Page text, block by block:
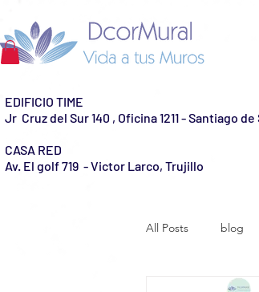
EDIFICIO TIME
Jr Cruz del Sur 140 , Oficina 1211 - Santiago
CASA RED
Av. El golf 719 - Victor Larco, Trujillo
All Posts blog